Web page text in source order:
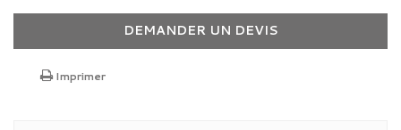
DEMANDER UN DEVIS
Imprimer